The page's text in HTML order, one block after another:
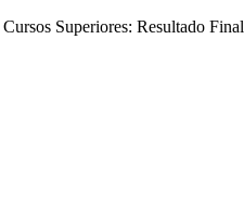
Superiores: Resultado Final